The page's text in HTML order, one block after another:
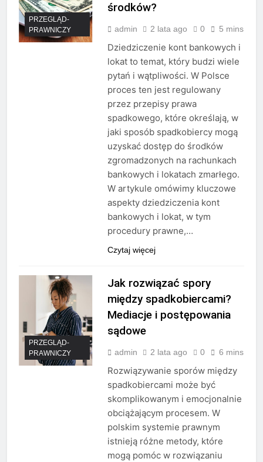
PRZEGLĄD-
PRAWNICZY
środków?
admin 2 lata ago 0 5 mins
Dziedziczenie kont bankowych i
lokat to temat, który budzi wiele
pytań i wątpliwości. W Polsce
proces ten jest regulowany
przez przepisy prawa
spadkowego, które określają, w
jaki sposób spadkobiercy mogą
uzyskać dostęp do środków
zgromadzonych na rachunkach
bankowych i lokatach zmarłego.
W artykule omówimy kluczowe
aspekty dziedziczenia kont
bankowych i lokat, w tym
procedury prawne,…
Czytaj więcej
PRZEGLĄD-
PRAWNICZY
Jak rozwiązać spory
między spadkobiercami?
Mediacje i postępowania
sądowe
admin 2 lata ago 0 6 mins
Rozwiązywanie sporów między
spadkobiercami może być
skomplikowanym i emocjonalnie
obciążającym procesem. W
polskim systemie prawnym
istnieją różne metody, które
mogą pomóc w rozwiązaniu